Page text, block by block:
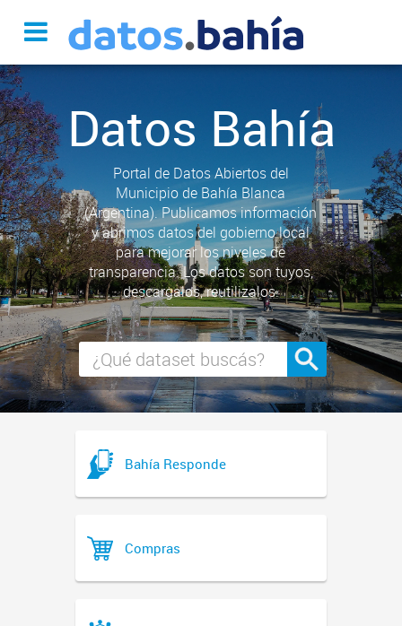
Datos Bahía
Portal de Datos Abiertos del
Municipio de Bahía Blanca
(Argentina). Publicamos información
y abrimos datos del gobierno local
para mejorar los niveles de
transparencia. Los datos son tuyos,
descargalos, reutilizalos.
Bahía Responde
Compras